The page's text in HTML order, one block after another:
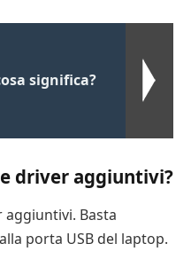
significa?
driver aggiuntivi?
Basta
porta USB del laptop.